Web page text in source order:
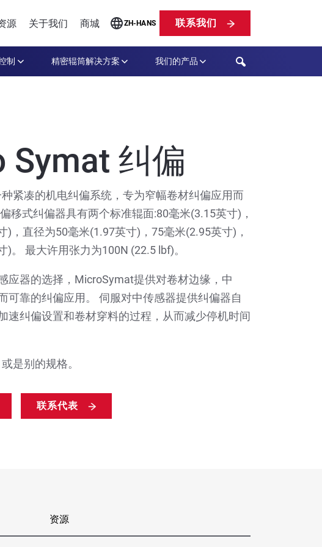
源 关于我们 商城 ZH-HANS 联系我们
制 精密辊筒解决方案 我们的产品 Search
Symat 纠偏
紧凑的机电纠偏系统，专为窄幅卷材纠偏应用而
移式纠偏器具有两个标准辊面:80毫米(3.15英寸)，
)，直径为50毫米(1.97英寸)，75毫米(2.95英寸)，
)。 最大许用张力为100N (22.5 lbf)。
应器的选择，MicroSymat提供对卷材边缘，中
可靠的纠偏应用。 伺服对中传感器提供纠偏器自
速纠偏设置和卷材穿料的过程，从而减少停机时间
是别的规格。
联系代表
资源